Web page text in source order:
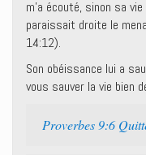
m’a écouté, sinon sa
paraissait droite le
14:12).
Son obéissance lui a
vous sauver la vie bien
Proverbes 9:6